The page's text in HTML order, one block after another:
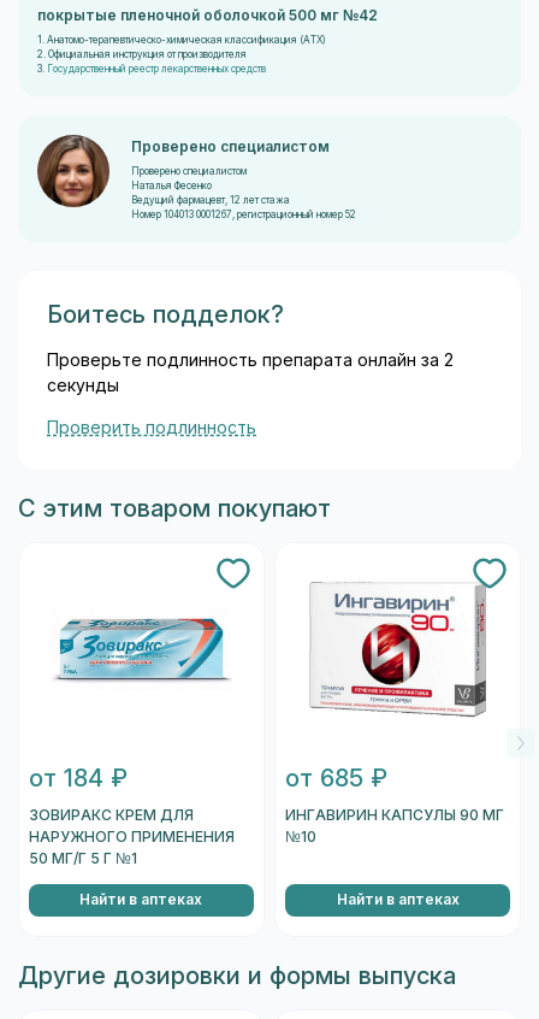
покрытые пленочной оболочкой 500 мг №42
1. Анатомо-терапевтическо-химическая классификация (ATX)
2. Официальная инструкция от производителя
3.
Государственный реестр лекарственных средств
Проверено специалистом
Проверено специалистом
Наталья Фесенко
Ведущий фармацевт, 12 лет стажа
Номер 104013 0001267, регистрационный номер 52
Боитесь подделок?
Проверьте подлинность препарата онлайн за 2
секунды
Проверить подлинность
С этим товаром покупают
от 184 ₽
ЗОВИРАКС КРЕМ ДЛЯ
НАРУЖНОГО ПРИМЕНЕНИЯ
50 МГ/Г 5 Г №1
Найти в аптеках
от 685 ₽
ИНГАВИРИН КАПСУЛЫ 90 МГ
№10
Найти в аптеках
Другие дозировки и формы выпуска